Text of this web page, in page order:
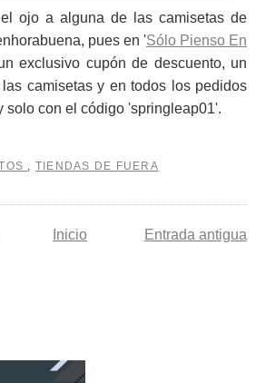
ojo a alguna de las camisetas de
pues en 'Sólo Pienso En
exclusivo cupón de descuento, un
camisetas y en todos los pedidos
solo con el código 'springleap01'.
, TIENDAS DE FUERA
Entrada antigua
Inicio